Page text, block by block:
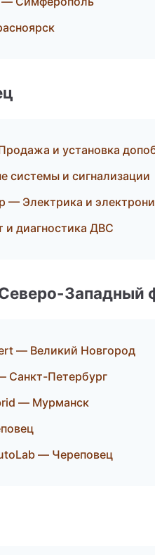
и установка
и сигнализации
— Электрика и
диагностика ДВС
Западный
— Великий Новгород
Санкт-Петербург
— Мурманск
— Череповец